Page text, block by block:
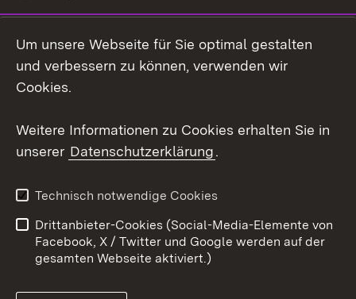
Mastodon
Youtube
Kontakt
Datenschutz
Barrierefreiheit
Impressum Cookies
Um unsere Webseite für Sie optimal gestalten
und verbessern zu können, verwenden wir
Cookies.
Weitere Informationen zu Cookies erhalten Sie in
unserer Datenschutzerklärung.
Technisch notwendige Cookies
Drittanbieter-Cookies (Social-Media-Elemente von
Facebook, X / Twitter und Google werden auf der
gesamten Webseite aktiviert.)